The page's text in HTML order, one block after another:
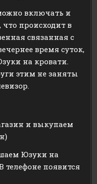
включать и
происходит в
связанная с
время суток,
на кровати.
этим не заняты
и выкупаем
Юзуки на
появится